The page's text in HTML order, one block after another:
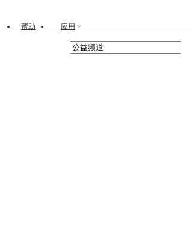
帮助 应用